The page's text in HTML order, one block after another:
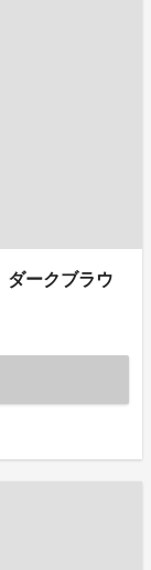
ークブラウ